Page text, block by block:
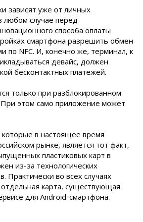
зависят уже от личных
любом случае перед
способа оплаты
смартфона разрешить обмен
по NFC. И, конечно же, терминал, к
девайс, должен
бесконтактных платежей.
только при разблокированном
этом само приложение может
в настоящее время
рынке, является тот факт,
пластиковых карт в
из-за технологических
Практически во всех случаях
карта, существующая
для Android-смартфона.